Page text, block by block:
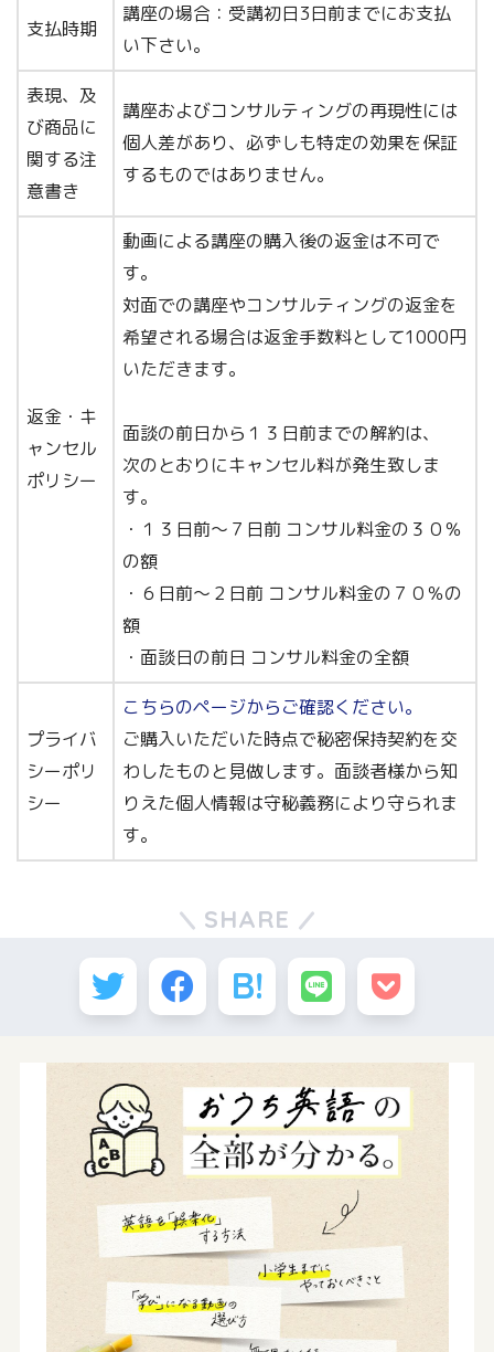
支払時期
講座の場合：受講初日3日前までにお支払
い下さい。
表現、及
び商品に
関する注
意書き
講座およびコンサルティングの再現性には
個人差があり、必ずしも特定の効果を保証
するものではありません。
返金・キ
ャンセル
ポリシー
動画による講座の購入後の返金は不可で
す。
対面での講座やコンサルティングの返金を
希望される場合は返金手数料として1000円
いただきます。
面談の前日から１３日前までの解約は、
次のとおりにキャンセル料が発生致しま
す。
・１３日前～７日前 コンサル料金の３０％
の額
・６日前～２日前 コンサル料金の７０％の
額
・面談日の前日 コンサル料金の全額
プライバ
シーポリ
シー
こちらのページからご確認ください。
ご購入いただいた時点で秘密保持契約を交
わしたものと見做します。面談者様から知
りえた個人情報は守秘義務により守られま
す。
SHARE